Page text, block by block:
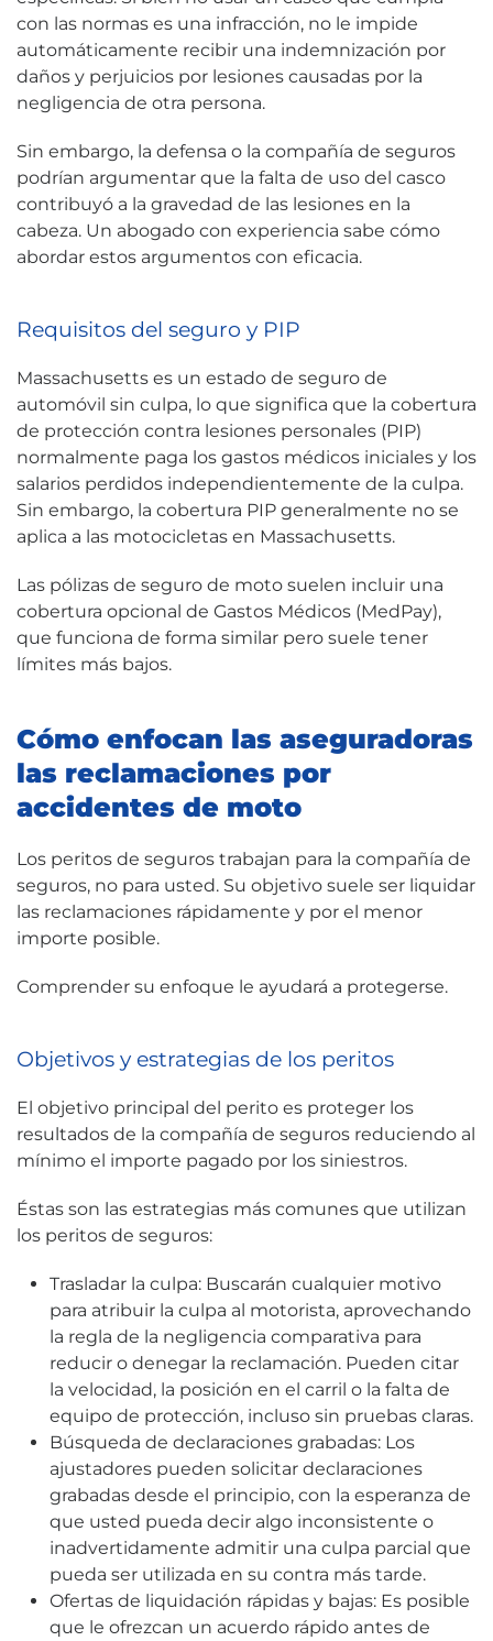
con las normas es una infracción, no le impide
automáticamente recibir una indemnización por
daños y perjuicios por lesiones causadas por la
negligencia de otra persona.
Sin embargo, la defensa o la compañía de seguros
podrían argumentar que la falta de uso del casco
contribuyó a la gravedad de las lesiones en la
cabeza. Un abogado con experiencia sabe cómo
abordar estos argumentos con eficacia.
Requisitos del seguro y PIP
Massachusetts es un estado de seguro de
automóvil sin culpa, lo que significa que la cobertura
de protección contra lesiones personales (PIP)
normalmente paga los gastos médicos iniciales y los
salarios perdidos independientemente de la culpa.
Sin embargo, la cobertura PIP generalmente no se
aplica a las motocicletas en Massachusetts.
Las pólizas de seguro de moto suelen incluir una
cobertura opcional de Gastos Médicos (MedPay),
que funciona de forma similar pero suele tener
límites más bajos.
Cómo enfocan las aseguradoras
las reclamaciones por
accidentes de moto
Los peritos de seguros trabajan para la compañía de
seguros, no para usted. Su objetivo suele ser liquidar
las reclamaciones rápidamente y por el menor
importe posible.
Comprender su enfoque le ayudará a protegerse.
Objetivos y estrategias de los peritos
El objetivo principal del perito es proteger los
resultados de la compañía de seguros reduciendo al
mínimo el importe pagado por los siniestros.
Éstas son las estrategias más comunes que utilizan
los peritos de seguros:
Trasladar la culpa: Buscarán cualquier motivo
para atribuir la culpa al motorista, aprovechando
la regla de la negligencia comparativa para
reducir o denegar la reclamación. Pueden citar
la velocidad, la posición en el carril o la falta de
equipo de protección, incluso sin pruebas claras.
Búsqueda de declaraciones grabadas: Los
ajustadores pueden solicitar declaraciones
grabadas desde el principio, con la esperanza de
que usted pueda decir algo inconsistente o
inadvertidamente admitir una culpa parcial que
pueda ser utilizada en su contra más tarde.
Ofertas de liquidación rápidas y bajas: Es posible
que le ofrezcan un acuerdo rápido antes de